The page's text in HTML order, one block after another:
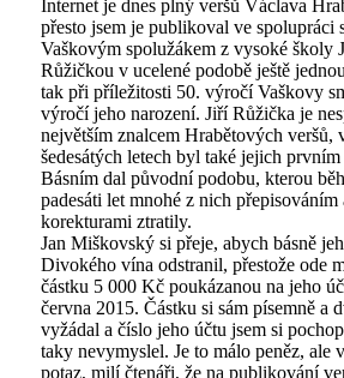
Internet je dnes plný veršů Václava
přesto jsem je publikoval ve spolupráci
Vaškovým spolužákem z vysoké školy
Růžičkou v ucelené podobě ještě
tak při příležitosti 50. výročí Vaškovy
výročí jeho narození. Jiří Růžička je
největším znalcem Hrabětových veršů,
šedesátých letech byl také jejich prvním
Básním dal původní podobu, kterou
padesáti let mnohé z nich přepisováním
korekturami ztratily.
Jan Miškovský si přeje, abych básně
Divokého vína odstranil, přestože ode
částku 5 000 Kč poukázanou na jeho
června 2015. Částku si sám písemně a
vyžádal a číslo jeho účtu jsem si
taky nevymyslel. Je to málo peněz, ale
potaz, milí čtenáři, že na publikování